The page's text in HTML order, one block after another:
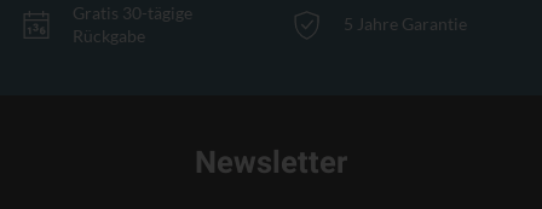
Gratis 30-tägige
Rückgabe
5 Jahre Garantie
Newsletter